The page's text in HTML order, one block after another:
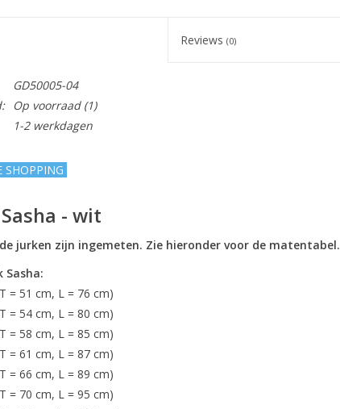
Reviews(0)
GD50005-04
Op voorraad(1)
1-2 werkdagen
SHOPPING
- wit
jurken zijn ingemeten. Zie hieronder voor de matentabel.
Sasha:
= 51 cm, L = 76 cm)
= 54 cm, L = 80 cm)
= 58 cm, L = 85 cm)
= 61 cm, L = 87 cm)
= 66 cm, L = 89 cm)
= 70 cm, L = 95 cm)